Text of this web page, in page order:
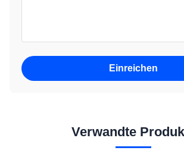
Einreichen
Verwandte